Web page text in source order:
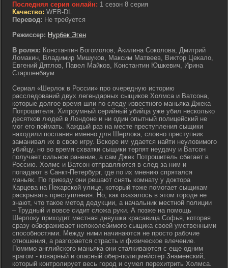
Последняя серия онлайн: 1 сезон 8 серия
Качество: WEB-DL
Перевод: Не требуется
Режиссер: Нурбек Эген
В ролях: Константин Богомолов, Акилина Соколова, Дмитрий
Ломакин, Владимир Мишуков, Максим Матвеев, Виктор Цекало,
Евгений Дятлов, Павел Майков, Константин Юшкевич, Ирина
Старшенбаум
Сериал «Шерлок в России» про очередную историю
расследований двух легендарных сыщиков Холмса и Ватсона,
которые долгое время шли по следу известного маньяка Джека
Потрошителя. Хитроумный серийный убийца уже убил несколько
десятков людей в Лондоне и ни один опытный полицейский не
мог его поймать. Каждый раз на месте преступления сыщики
находили послания именно для Шерлока, словно преступник
заманивал их в свою игру. Вскоре им удается найти неуловимого
убийцу, но во время схватки сыщики терпят неудачу и Ватсон
получает сильное ранение, а сам Джек Потрошитель сбегает в
Россию. Холмс и Ватсон отправляются в след за ним и
попадают в Санкт-Петербург, где по их мнению спрятался
маньяк. По приезду они решают снять комнату у доктора
Карцева на Пекарской улице, который тоже помогает сыщикам
раскрывать преступления. Но, как оказалось в этом городе не
знают, что такое метод дедукции, а начальник местной полиции
– Трудный и вовсе сидит сложа руки. А позже на помощь
Шерлоку приходит местная девушка красавица Софья, которая
сразу обвораживает непоколебимого сыщика своей умственными
способностями. Между ними начинаются не просто рабочие
отношения, а разгорается страсть и физическое влечение.
Помимо английского маньяка они сталкиваются с еще одним
врагом - коварный и опасный обер-полицмейстер Знаменский,
который контролирует весь город и сумел перехитрить Холмса.